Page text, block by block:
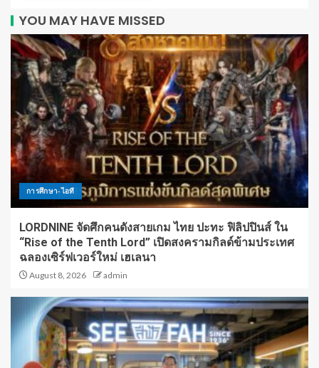
YOU MAY HAVE MISSED
การศึกษา-ไอที
LORDNINE จัดศึกคนดังสายเกม ไทย ปะทะ ฟิลิปปินส์ ใน
“Rise of the Tenth Lord” เปิดสงครามกิลด์ข้ามประเทศ
ฉลองเซิร์ฟเวอร์ใหม่ เฮเลนา
August 8, 2026 admin